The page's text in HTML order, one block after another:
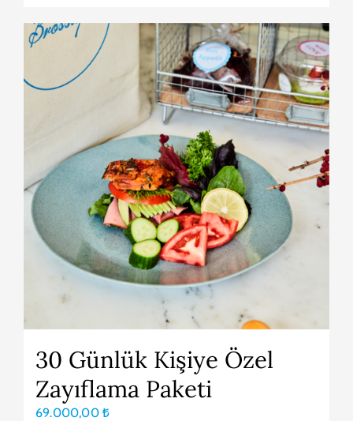
30 Günlük Kişiye Özel
Zayıflama Paketi
69.000,00 ₺